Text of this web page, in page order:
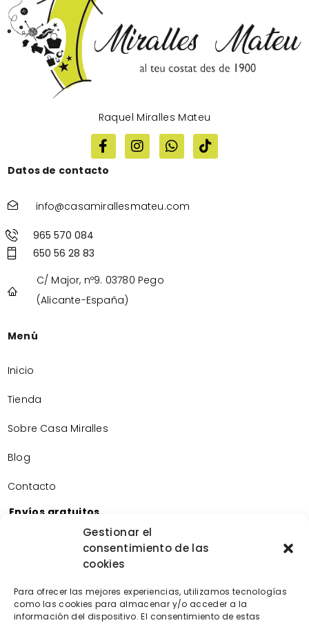
Gestionar el
consentimiento de las
cookies
Para ofrecer las mejores experiencias, utilizamos tecnologías
como las cookies para almacenar y/o acceder a la
información del dispositivo. El consentimiento de estas
Raquel Miralles Mateu
Datos de contacto
info@casamirallesmateu.com
965 570 084
650 56 28 83
C/ Major, nº9. 03780 Pego
(Alicante-España)
Menú
Inicio
Tienda
Sobre Casa Miralles
Blog
Contacto
Envíos gratuitos
Envíos gratuitos por la compra de más de 60€.
Devoluciones gratuitas
Devoluciones gratuitas en nuestra tienda física.
Pago seguro
Tarjeta de crédito/débito.
Transferencia bancaria.